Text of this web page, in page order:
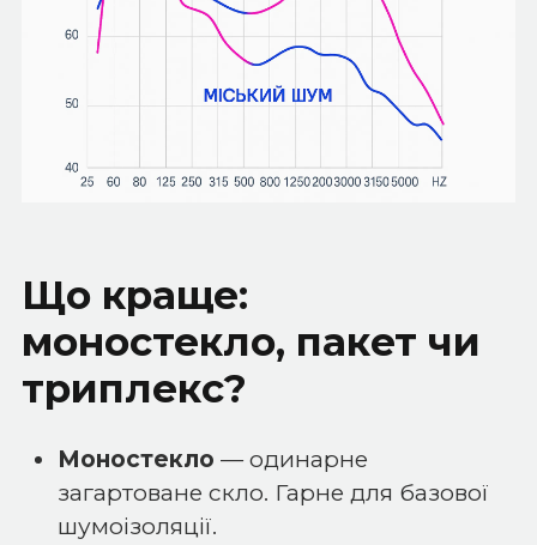
Що краще:
моностекло, пакет чи
триплекс?
Моностекло — одинарне
загартоване скло. Гарне для базової
шумоізоляції.